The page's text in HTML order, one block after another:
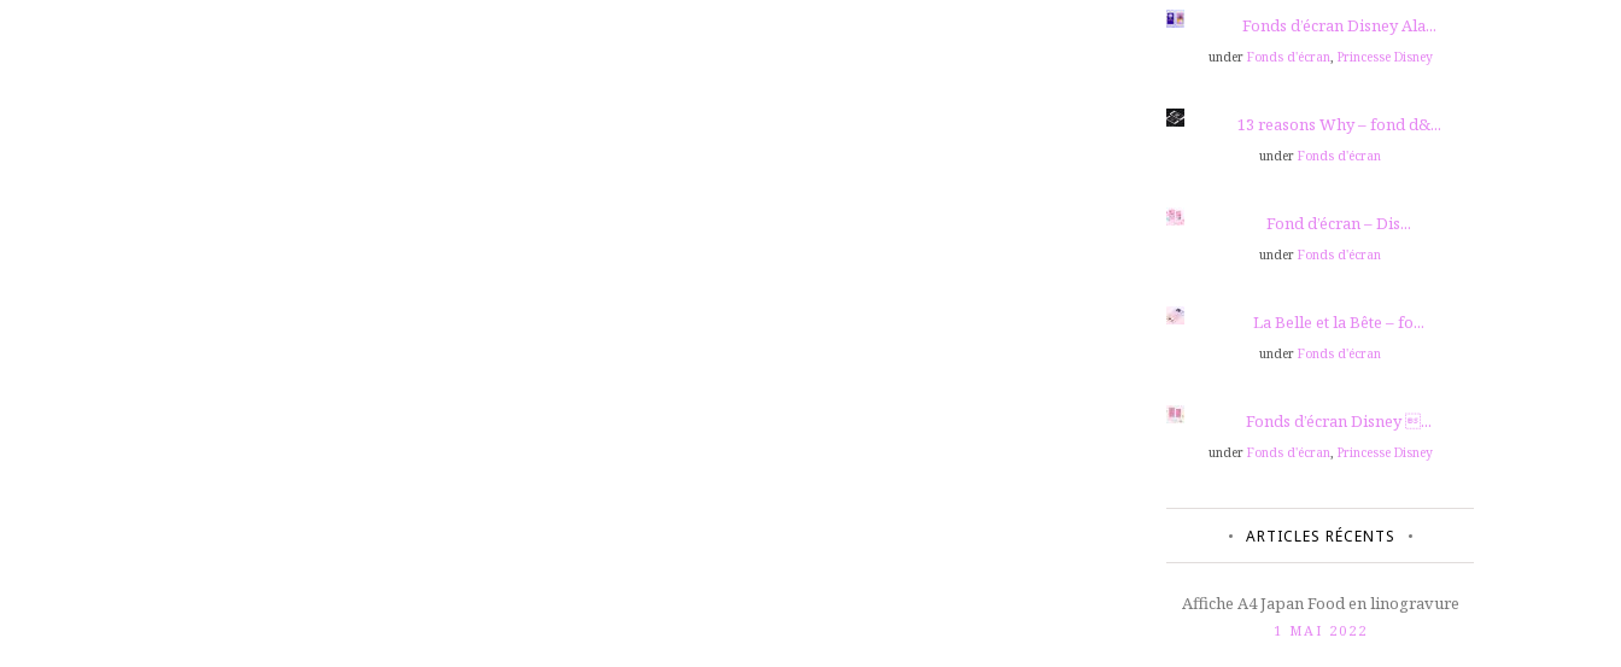
Fonds d’écran Disney Ala...
under Fonds d'écran Princesse Disney
13 reasons Why – fond d&...
under Fonds d'écran
Fond d’écran – Dis...
under Fonds d'écran
La Belle et la Bête – fo...
under Fonds d'écran
Fonds d’écran Disney ...
under Fonds d'écran Princesse Disney
ARTICLES RÉCENTS
Affiche A4 Japan Food en linogravure
1 MAI 2022